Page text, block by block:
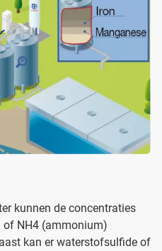
kunnen de concentraties
of NH4 (ammonium)
kan er waterstofsulfide of